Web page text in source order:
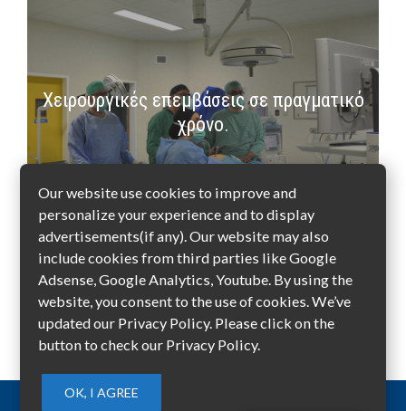
Χειρουργικές επεμβάσεις σε πραγματικό
χρόνο.
1 2
Our website use cookies to improve and
personalize your experience and to display
advertisements(if any). Our website may also
include cookies from third parties like Google
Adsense, Google Analytics, Youtube. By using the
website, you consent to the use of cookies. We’ve
updated our Privacy Policy. Please click on the
button to check our Privacy Policy.
OK, I AGREE